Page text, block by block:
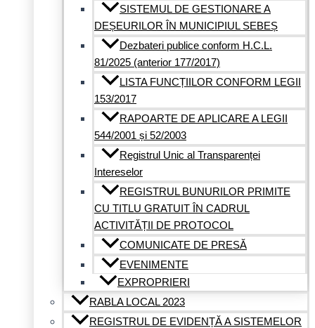
SISTEMUL DE GESTIONARE A
DEȘEURILOR ÎN MUNICIPIUL SEBEȘ
Dezbateri publice conform H.C.L.
81/2025 (anterior 177/2017)
LISTA FUNCȚIILOR CONFORM LEGII
153/2017
RAPOARTE DE APLICARE A LEGII
544/2001 și 52/2003
Registrul Unic al Transparenței
Intereselor
REGISTRUL BUNURILOR PRIMITE
CU TITLU GRATUIT ÎN CADRUL
ACTIVITĂȚII DE PROTOCOL
COMUNICATE DE PRESĂ
EVENIMENTE
EXPROPRIERI
RABLA LOCAL 2023
REGISTRUL DE EVIDENȚĂ A SISTEMELOR